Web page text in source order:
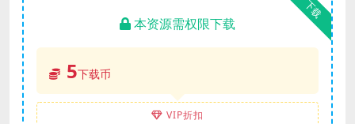
下载
本资源需权限下载
5下载币
VIP折扣